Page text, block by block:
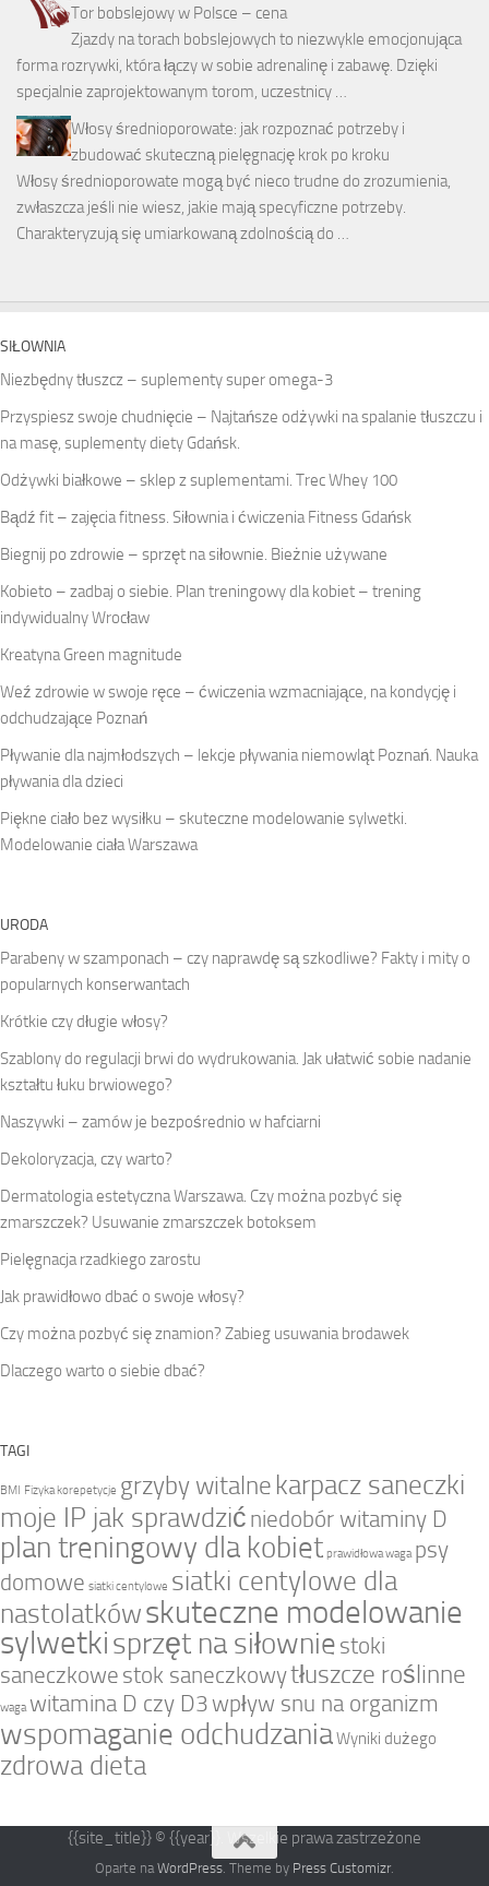
Tor bobslejowy w Polsce – cena
Zjazdy na torach bobslejowych to niezwykle emocjonująca
forma rozrywki, która łączy w sobie adrenalinę i zabawę. Dzięki
specjalnie zaprojektowanym torom, uczestnicy …
Włosy średnioporowate: jak rozpoznać potrzeby i
zbudować skuteczną pielęgnację krok po kroku
Włosy średnioporowate mogą być nieco trudne do zrozumienia,
zwłaszcza jeśli nie wiesz, jakie mają specyficzne potrzeby.
Charakteryzują się umiarkowaną zdolnością do …
SIŁOWNIA
Niezbędny tłuszcz – suplementy super omega-3
Przyspiesz swoje chudnięcie – Najtańsze odżywki na spalanie tłuszczu i
na masę, suplementy diety Gdańsk.
Odżywki białkowe – sklep z suplementami. Trec Whey 100
Bądź fit – zajęcia fitness. Siłownia i ćwiczenia Fitness Gdańsk
Biegnij po zdrowie – sprzęt na siłownie. Bieżnie używane
Kobieto – zadbaj o siebie. Plan treningowy dla kobiet – trening
indywidualny Wrocław
Kreatyna Green magnitude
Weź zdrowie w swoje ręce – ćwiczenia wzmacniające, na kondycję i
odchudzające Poznań
Pływanie dla najmłodszych – lekcje pływania niemowląt Poznań. Nauka
pływania dla dzieci
Piękne ciało bez wysiłku – skuteczne modelowanie sylwetki.
Modelowanie ciała Warszawa
URODA
Parabeny w szamponach – czy naprawdę są szkodliwe? Fakty i mity o
popularnych konserwantach
Krótkie czy długie włosy?
Szablony do regulacji brwi do wydrukowania. Jak ułatwić sobie nadanie
kształtu łuku brwiowego?
Naszywki – zamów je bezpośrednio w hafciarni
Dekoloryzacja, czy warto?
Dermatologia estetyczna Warszawa. Czy można pozbyć się
zmarszczek? Usuwanie zmarszczek botoksem
Pielęgnacja rzadkiego zarostu
Jak prawidłowo dbać o swoje włosy?
Czy można pozbyć się znamion? Zabieg usuwania brodawek
Dlaczego warto o siebie dbać?
TAGI
BMI Fizyka korepetycje grzyby witalne karpacz saneczki
moje IP jak sprawdzić niedobór witaminy D
plan treningowy dla kobiet prawidłowa waga psy
domowe siatki centylowe siatki centylowe dla
nastolatkówskuteczne modelowanie
sylwetkisprzęt na siłownie stoki
saneczkowe stok saneczkowytłuszcze roślinne
waga witamina D czy D3wpływ snu na organizm
wspomaganie odchudzaniaWyniki dużego
zdrowa dieta
{{site_title}} © {{year}}. Wszelkie prawa zastrzeżone
Oparte naWordPress. Theme by Press Customizr.